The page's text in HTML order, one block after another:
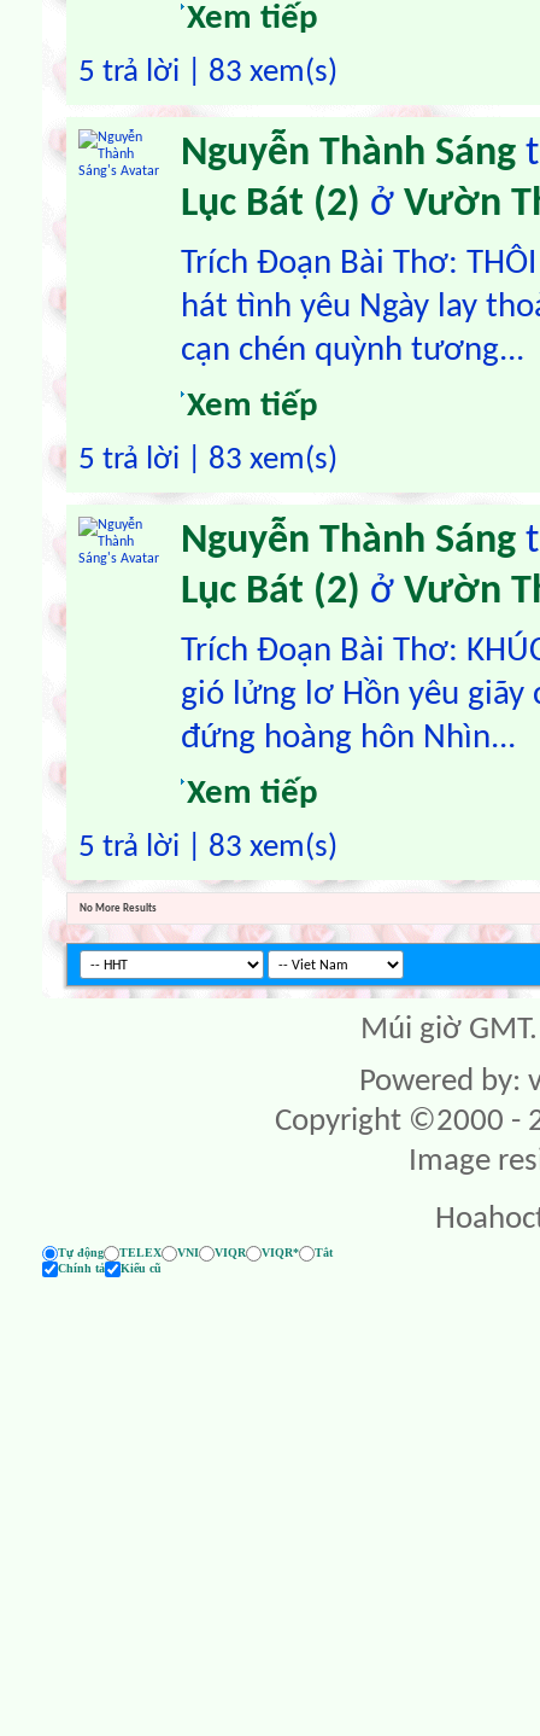
Xem tiếp
5 trả lời | 83 xem(s)
Nguyễn Thành Sáng
Lục Bát (2) ở Vườn
Trích Đoạn Bài Thơ:
hát tình yêu Ngày lay
cạn chén quỳnh tương...
Xem tiếp
5 trả lời | 83 xem(s)
Nguyễn Thành Sáng
Lục Bát (2) ở Vườn
Trích Đoạn Bài Thơ:
gió lửng lơ Hồn yêu giãy
đứng hoàng hôn Nhìn...
Xem tiếp
5 trả lời | 83 xem(s)
No More Results
Múi giờ
Powered by:
Copyright ©2000 -
Image
Tự động TELEX VNI VIQR VIQR*
Tắt
Chính tả
Kiểu cũ